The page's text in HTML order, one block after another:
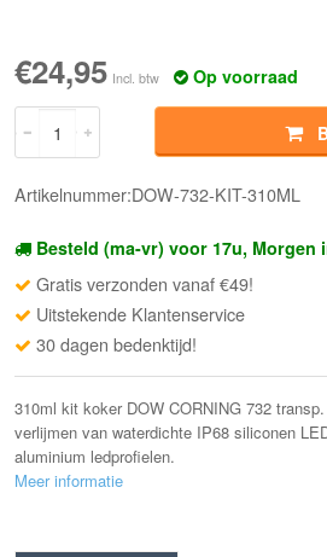
€24,95 Incl. btw Op voorraad
Artikelnummer:DOW-732-KIT-310ML
Besteld (ma-vr) voor 17u, Morgen
Gratis verzonden vanaf €49!
Uitstekende Klantenservice
30 dagen bedenktijd!
310ml kit koker DOW CORNING 732
verlijmen van waterdichte IP68 siliconen
aluminium ledprofielen.
Meer informatie